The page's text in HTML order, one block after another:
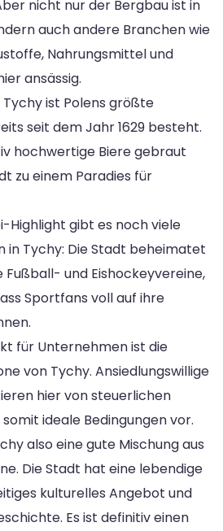
nicht nur der Bergbau ist in
auch andere Branchen wie
Nahrungsmittel und
ansässig.
Tychy ist Polens größte
seit dem Jahr 1629 besteht.
hochwertige Biere gebraut
zu einem Paradies für
Highlight gibt es noch viele
Tychy: Die Stadt beheimatet
und Eishockeyvereine,
Sportfans voll auf ihre
für Unternehmen ist die
von Tychy. Ansiedlungswillige
hier von steuerlichen
ideale Bedingungen vor.
also eine gute Mischung aus
Die Stadt hat eine lebendige
kulturelles Angebot und
Es ist definitiv einen